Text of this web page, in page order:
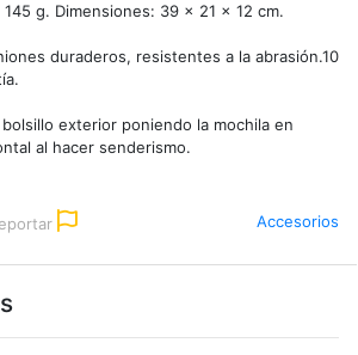
g. Dimensiones: 39 x 21 x 12 cm.
duraderos, resistentes a la abrasión.10
bolsillo exterior poniendo la mochila en
al hacer senderismo.
Accesorios